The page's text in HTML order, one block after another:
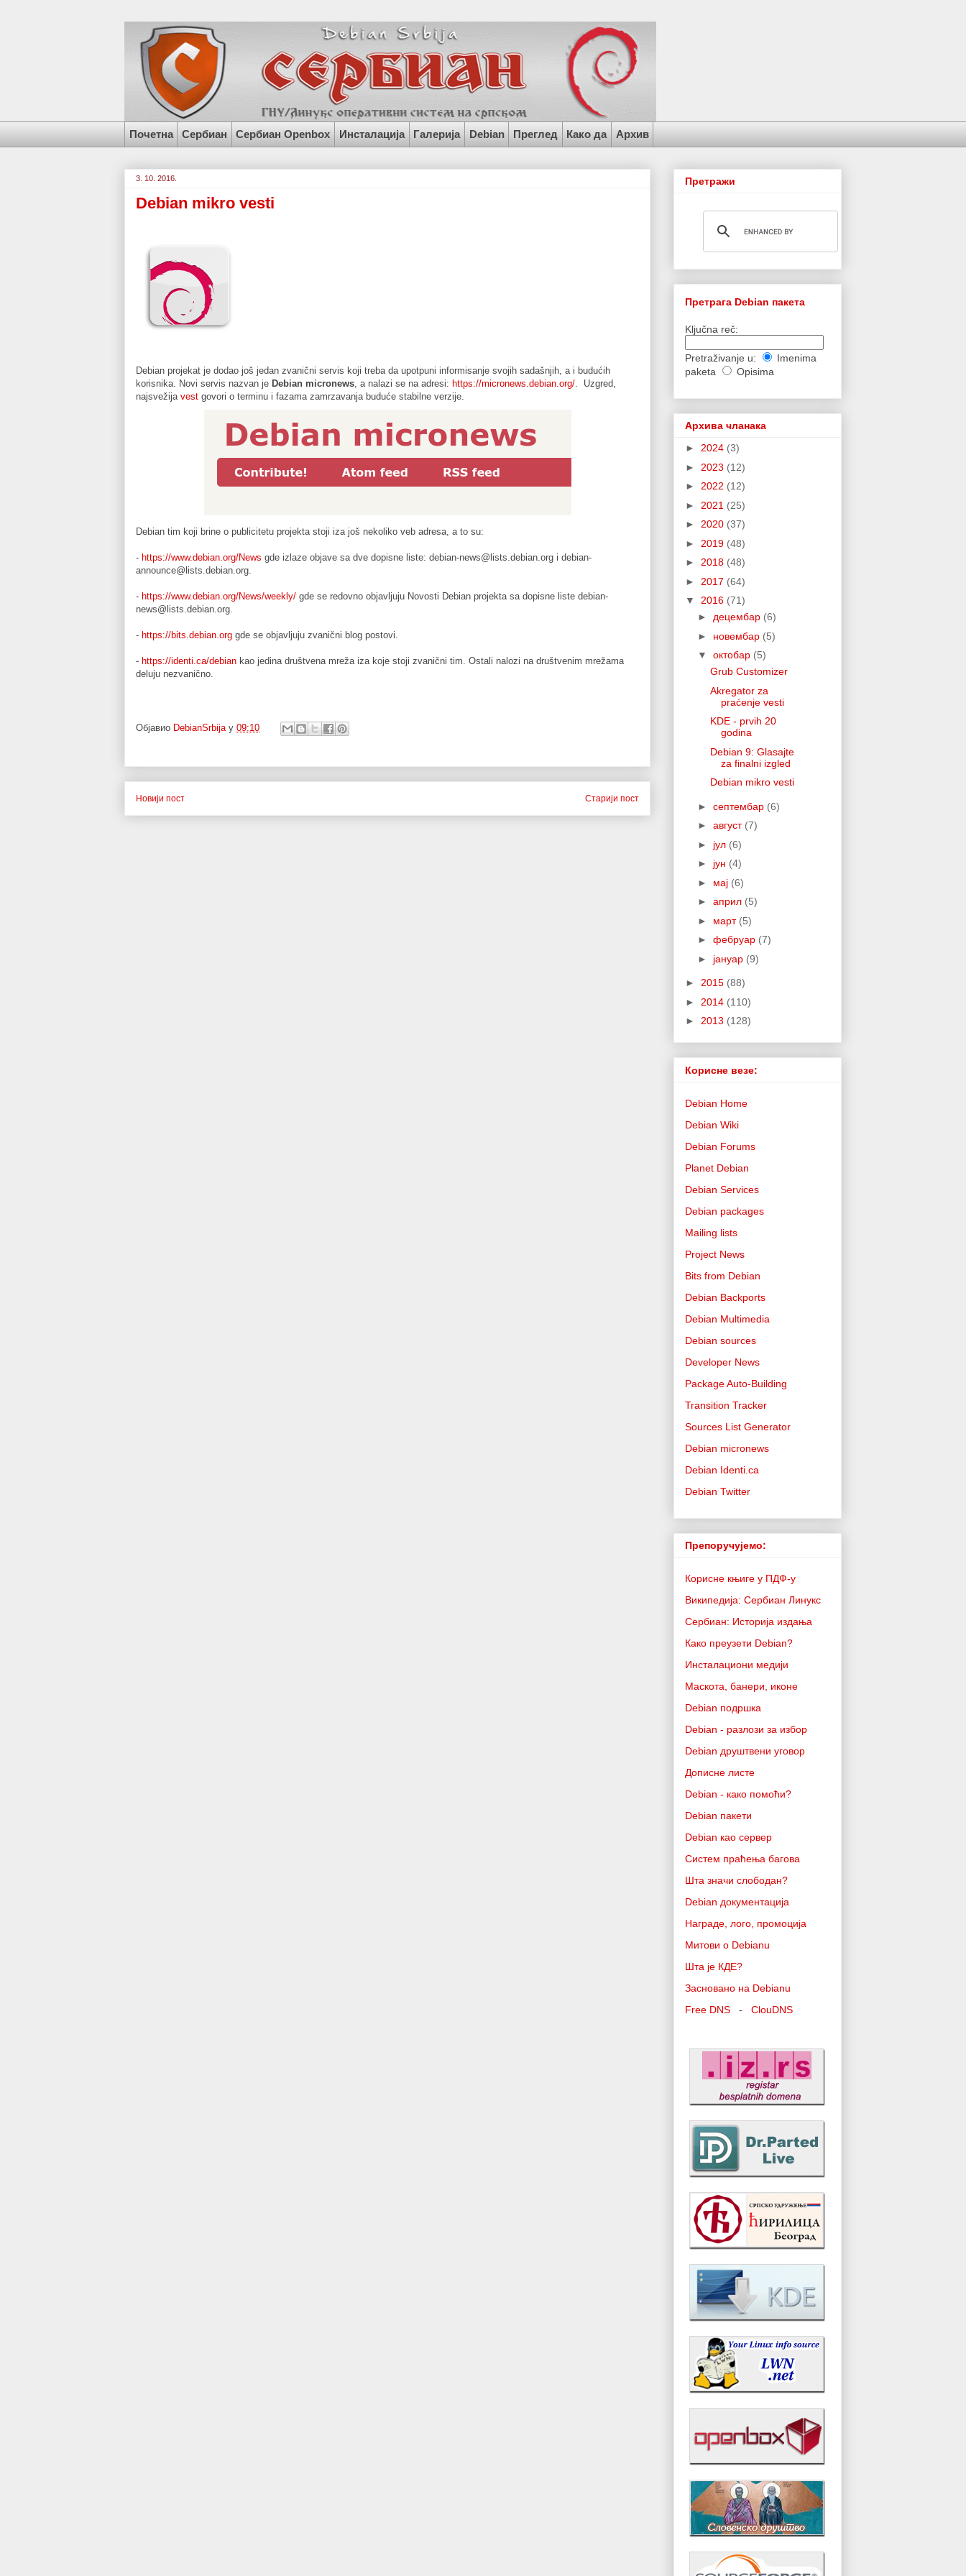
Почетна Сербиан Сербиан Openbox Инсталација Галерија Debian Преглед Како да Архив
3. 10. 2016.
Debian mikro vesti
Debian projekat je dodao još jedan zvanični servis koji treba da upotpuni informisanje svojih sadašnjih, a i budućih
korisnika. Novi servis nazvan je Debian micronews, a nalazi se na adresi: https://micronews.debian.org/. Uzgred,
najsvežija vest govori o terminu i fazama zamrzavanja buduće stabilne verzije.
Debian tim koji brine o publicitetu projekta stoji iza još nekoliko veb adresa, a to su:
- https://www.debian.org/News gde izlaze objave sa dve dopisne liste: debian-news@lists.debian.org i debian-
announce@lists.debian.org.
- https://www.debian.org/News/weekly/ gde se redovno objavljuju Novosti Debian projekta sa dopisne liste debian-
news@lists.debian.org.
- https://bits.debian.org gde se objavljuju zvanični blog postovi.
- https://identi.ca/debian kao jedina društvena mreža iza koje stoji zvanični tim. Ostali nalozi na društvenim mrežama
deluju nezvanično.
Објавио DebianSrbija у 09:10
Новији пост Старији пост
Претражи
Претрага Debian пакета
Ključna reč:
Pretraživanje u:
Imenima
paketa
Opisima
Архива чланака
► 2024 (3)
► 2023 (12)
► 2022 (12)
► 2021 (25)
► 2020 (37)
► 2019 (48)
► 2018 (48)
► 2017 (64)
▼ 2016 (71)
► децембар (6)
► новембар (5)
▼ октобар (5)
Grub Customizer
Akregator za
praćenje vesti
KDE - prvih 20
godina
Debian 9: Glasajte
za finalni izgled
Debian mikro vesti
► септембар (6)
► август (7)
► јул (6)
► јун (4)
► мај (6)
► април (5)
► март (5)
► фебруар (7)
► јануар (9)
► 2015 (88)
► 2014 (110)
► 2013 (128)
Корисне везе:
Debian Home
Debian Wiki
Debian Forums
Planet Debian
Debian Services
Debian packages
Mailing lists
Project News
Bits from Debian
Debian Backports
Debian Multimedia
Debian sources
Developer News
Package Auto-Building
Transition Tracker
Sources List Generator
Debian micronews
Debian Identi.ca
Debian Twitter
Препоручујемо:
Корисне књиге у ПДФ-у
Википедија: Сербиан Линукс
Сербиан: Историја издања
Како преузети Debian?
Инсталациони медији
Маскота, банери, иконе
Debian подршка
Debian - разлози за избор
Debian друштвени уговор
Дописне листе
Debian - како помоћи?
Debian пакети
Debian као сервер
Систем праћења багова
Шта значи слободан?
Debian документација
Награде, лого, промоција
Митови о Debianu
Шта је КДЕ?
Засновано на Debianu
Free DNS - ClouDNS